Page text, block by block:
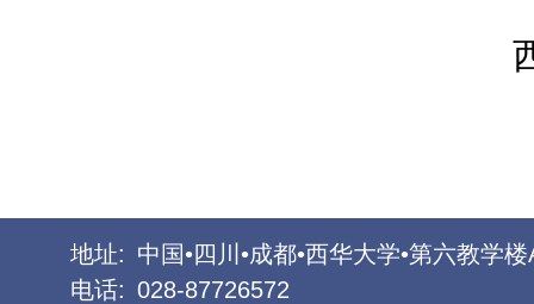
地址: 中国•四川•成都•西华大学•第六教学楼
电话: 028-87726572